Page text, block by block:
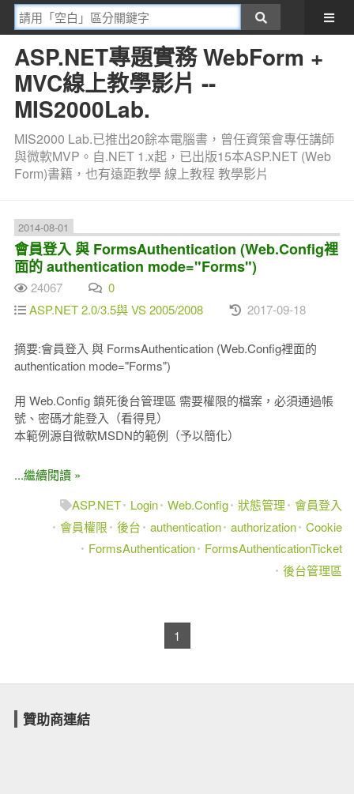
ASP.NET專題實務 WebForm +
MVC線上教學影片 --
MIS2000Lab.
MIS2000 Lab.已推出20餘本電腦書，曾任資策會專任講師
與微軟MVP。自.NET 1.x起，已出版15本ASP.NET (Web
Form)書籍，也有遠距教學 線上教程 教學影片
2014-08-01
會員登入 與 FormsAuthentication (Web.Config裡
面的 authentication mode="Forms")
24067
0
ASP.NET 2.0/3.5與 VS 2005/2008
2017-09-18
摘要:會員登入 與 FormsAuthentication (Web.Config裡面的
authentication mode="Forms")
用 Web.Config 鎖死後台管理區 需要權限的檔案，必須通過帳
號、密碼才能登入（看得見）
本範例源自微軟MSDN的範例（予以簡化）
...繼續閱讀 »
ASP.NET
Login Web.Config 狀態管理
會員登入
會員權限
後台 authentication authorization Cookie
FormsAuthentication
FormsAuthenticationTicket
後台管理區
1
贊助商連結